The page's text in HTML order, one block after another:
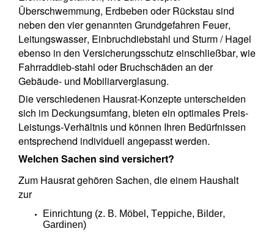
Überschwemmung, Erdbeben oder Rückstau sind
neben den vier genannten Grundgefahren Feuer,
Leitungswasser, Einbruchdiebstahl und Sturm / Hagel
ebenso in den Versicherungsschutz einschließbar, wie
Fahrraddieb-stahl oder Bruchschäden an der
Gebäude- und Mobiliarverglasung.
Die verschiedenen Hausrat-Konzepte unterscheiden
sich im Deckungsumfang, bieten ein optimales Preis-
Leistungs-Verhältnis und können Ihren Bedürfnissen
entsprechend individuell angepasst werden.
Welchen Sachen sind versichert?
Zum Hausrat gehören Sachen, die einem Haushalt
zur
Einrichtung (z. B. Möbel, Teppiche, Bilder,
Gardinen)